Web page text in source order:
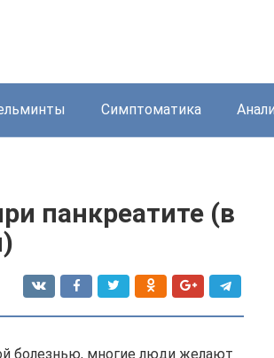
Симптоматика
панкреатите (в
болезнью, многие люди желают